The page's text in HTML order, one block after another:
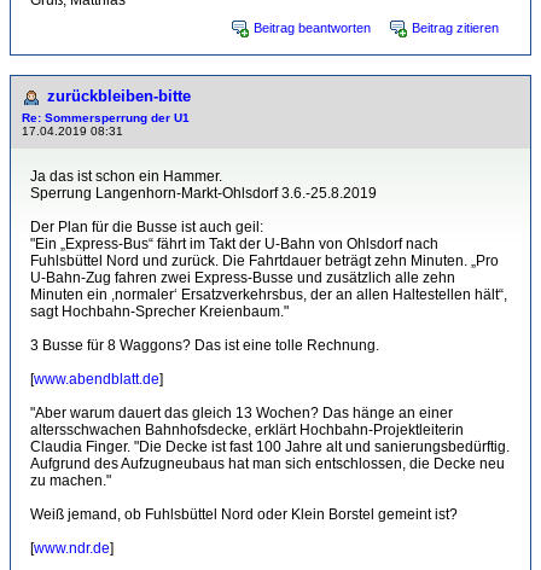
Beitrag beantworten Beitrag zitieren
zurückbleiben-bitte
Re: Sommersperrung der U1
17.04.2019 08:31
Ja das ist schon ein Hammer.
Sperrung Langenhorn-Markt-Ohlsdorf 3.6.-25.8.2019
Der Plan für die Busse ist auch geil:
"Ein „Express-Bus“ fährt im Takt der U-Bahn von Ohlsdorf nach
Fuhlsbüttel Nord und zurück. Die Fahrtdauer beträgt zehn Minuten. „Pro
U-Bahn-Zug fahren zwei Express-Busse und zusätzlich alle zehn
Minuten ein ,normaler‘ Ersatzverkehrsbus, der an allen Haltestellen hält“,
sagt Hochbahn-Sprecher Kreienbaum."
3 Busse für 8 Waggons? Das ist eine tolle Rechnung.
[www.abendblatt.de]
"Aber warum dauert das gleich 13 Wochen? Das hänge an einer
altersschwachen Bahnhofsdecke, erklärt Hochbahn-Projektleiterin
Claudia Finger. "Die Decke ist fast 100 Jahre alt und sanierungsbedürftig.
Aufgrund des Aufzugneubaus hat man sich entschlossen, die Decke neu
zu machen."
Weiß jemand, ob Fuhlsbüttel Nord oder Klein Borstel gemeint ist?
[www.ndr.de]